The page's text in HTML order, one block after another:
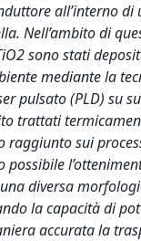
all’interno di
Nell’ambito di
sono stati
mediante la
pulsato (PLD) su
trattati
raggiunto sui
possibile
diversa
la capacità di
accurata la